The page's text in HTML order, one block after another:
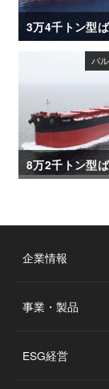
企業情報
事業・製品
ESG経営